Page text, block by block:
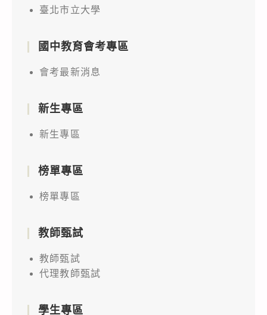
臺北市立大學
國中教育會考專區
會考最新消息
新生專區
新生專區
榜單專區
榜單專區
教師甄試
教師甄試
代理教師甄試
學生專區